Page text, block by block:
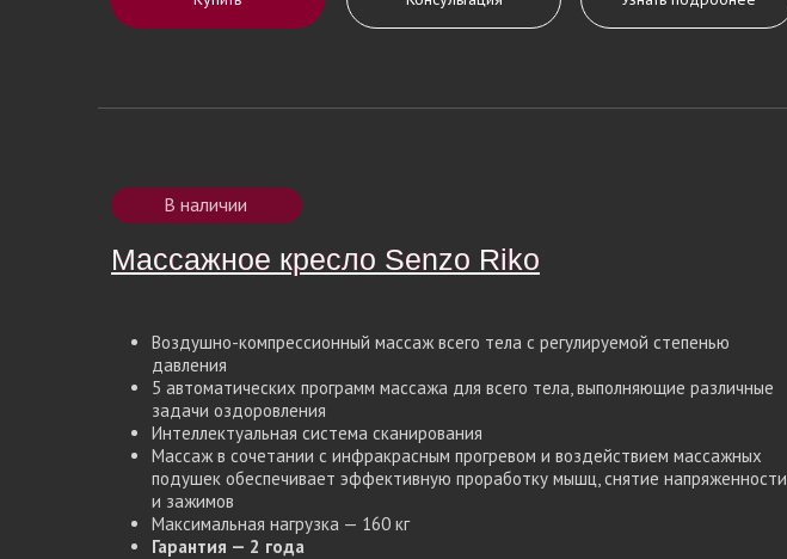
Массажное кресло Senzo Riko
Массажное кресло Senzo Riko
В наличии
Воздушно-компрессионный массаж всего тела с регулируемой степенью
давления
5 автоматических программ массажа для всего тела, выполняющие различные
задачи оздоровления
Интеллектуальная система сканирования
Массаж в сочетании с инфракрасным прогревом и воздействием массажных
подушек обеспечивает эффективную проработку мышц, снятие напряженности
и зажимов
Максимальная нагрузка — 160 кг
Гарантия — 2 года